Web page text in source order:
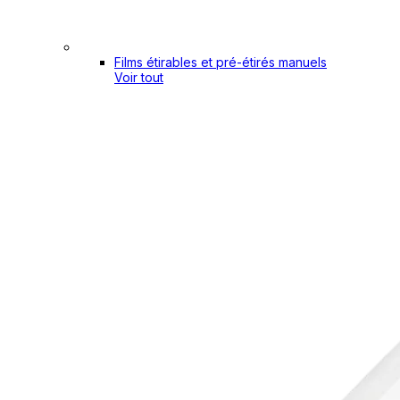
Films étirables et pré-étirés manuels
Voir tout